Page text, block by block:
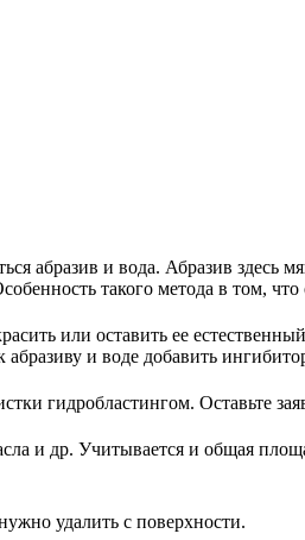
и вода. Абразив здесь
такого метода в том,
или оставить ее
и воде добавить
гидробластингом. Оставьте
и др. Учитывается и общая
удалить с поверхности.